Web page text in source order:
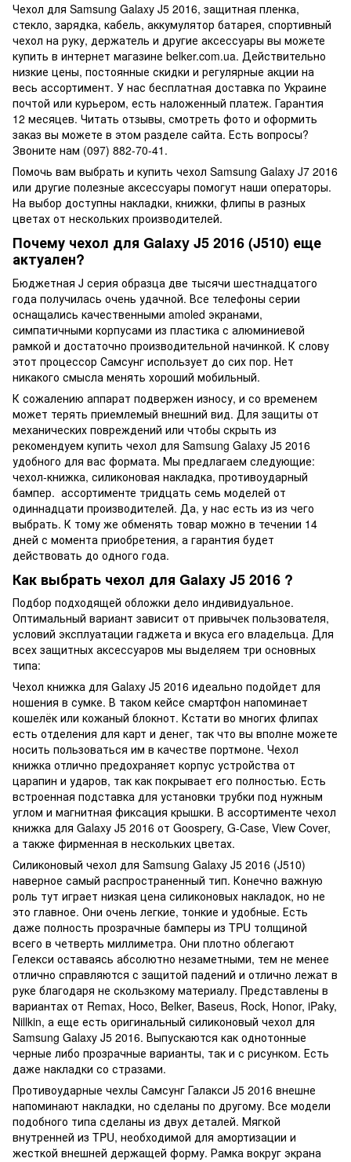
Чехол для Samsung Galaxy J5 2016, защитная пленка,
стекло, зарядка, кабель, аккумулятор батарея, спортивный
чехол на руку, держатель и другие аксессуары вы можете
купить в интернет магазине belker.com.ua. Действительно
низкие цены, постоянные скидки и регулярные акции на
весь ассортимент. У нас бесплатная доставка по Украине
почтой или курьером, есть наложенный платеж. Гарантия
12 месяцев. Читать отзывы, смотреть фото и оформить
заказ вы можете в этом разделе сайта. Есть вопросы?
Звоните нам (097) 882-70-41.
Помочь вам выбрать и купить чехол Samsung Galaxy J7 2016
или другие полезные аксессуары помогут наши операторы.
На выбор доступны накладки, книжки, флипы в разных
цветах от нескольких производителей.
Почему чехол для Galaxy J5 2016 (J510) еще
актуален?
Бюджетная J серия образца две тысячи шестнадцатого
года получилась очень удачной. Все телефоны серии
оснащались качественными amoled экранами,
симпатичными корпусами из пластика с алюминиевой
рамкой и достаточно производительной начинкой. К слову
этот процессор Самсунг использует до сих пор. Нет
никакого смысла менять хороший мобильный.
К сожалению аппарат подвержен износу, и со временем
может терять приемлемый внешний вид. Для защиты от
механических повреждений или чтобы скрыть из
рекомендуем купить чехол для Samsung Galaxy J5 2016
удобного для вас формата. Мы предлагаем следующие:
чехол-книжка, силиконовая накладка, противоударный
бампер. ассортименте тридцать семь моделей от
одиннадцати производителей. Да, у нас есть из из чего
выбрать. К тому же обменять товар можно в течении 14
дней с момента приобретения, а гарантия будет
действовать до одного года.
Как выбрать чехол для Galaxy J5 2016 ?
Подбор подходящей обложки дело индивидуальное.
Оптимальный вариант зависит от привычек пользователя,
условий эксплуатации гаджета и вкуса его владельца. Для
всех защитных аксессуаров мы выделяем три основных
типа:
Чехол книжка для Galaxy J5 2016 идеально подойдет для
ношения в сумке. В таком кейсе смартфон напоминает
кошелёк или кожаный блокнот. Кстати во многих флипах
есть отделения для карт и денег, так что вы вполне можете
носить пользоваться им в качестве портмоне. Чехол
книжка отлично предохраняет корпус устройства от
царапин и ударов, так как покрывает его полностью. Есть
встроенная подставка для установки трубки под нужным
углом и магнитная фиксация крышки. В ассортименте чехол
книжка для Galaxy J5 2016 от Goospery, G-Case, View Cover,
а также фирменная в нескольких цветах.
Силиконовый чехол для Samsung Galaxy J5 2016 (J510)
наверное самый распространенный тип. Конечно важную
роль тут играет низкая цена силиконовых накладок, но не
это главное. Они очень легкие, тонкие и удобные. Есть
даже полность прозрачные бамперы из TPU толщиной
всего в четверть миллиметра. Они плотно облегают
Гелекси оставаясь абсолютно незаметными, тем не менее
отлично справляются с защитой падений и отлично лежат в
руке благодаря не скользкому материалу. Представлены в
вариантах от Remax, Hoco, Belker, Baseus, Rock, Honor, iPaky,
Nillkin, а еще есть оригинальный силиконовый чехол для
Samsung Galaxy J5 2016. Выпускаются как однотонные
черные либо прозрачные варианты, так и с рисунком. Есть
даже накладки со стразами.
Противоударные чехлы Самсунг Галакси J5 2016 внешне
напоминают накладки, но сделаны по другому. Все модели
подобного типа сделаны из двух деталей. Мягкой
внутренней из TPU, необходимой для амортизации и
жесткой внешней держащей форму. Рамка вокруг экрана